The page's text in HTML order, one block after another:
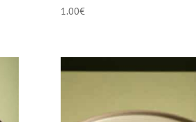
1.00€